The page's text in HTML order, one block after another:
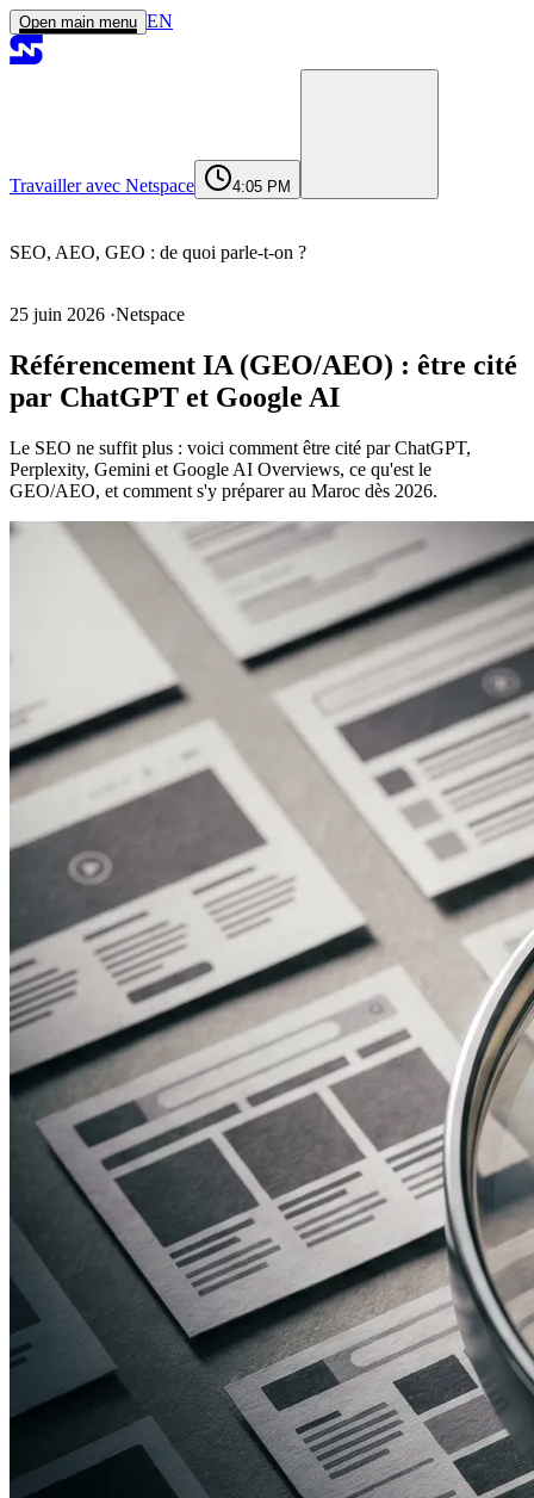
Open main menu EN
Travailler avec Netspace 4:05 PM
SEO, AEO, GEO : de quoi parle-t-on ?
Pourquoi c’est stratégique maintenant
Comment se faire citer par les moteurs IA
Mesurer sa visibilité IA
25 juin 2026 ·Netspace
Référencement IA (GEO/AEO) : être cité
par ChatGPT et Google AI
Le SEO ne suffit plus : voici comment être cité par ChatGPT,
Perplexity, Gemini et Google AI Overviews, ce qu'est le
GEO/AEO, et comment s'y préparer au Maroc dès 2026.